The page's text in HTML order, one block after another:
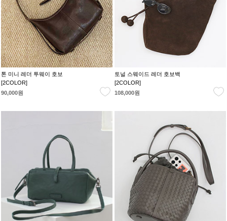
톤 미니 레더 투웨이 호보
[2COLOR]
90,000원
토널 스웨이드 레더 호보백
[2COLOR]
108,000원